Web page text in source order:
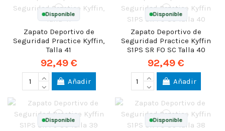
Disponible
Zapato Deportivo de
Seguridad Practice Kyffin,
Talla 41
92,49 €
Añadir
Disponible
Zapato Deportivo de
Seguridad Practice Kyffin
S1PS SR FO SC Talla 40
92,49 €
Añadir
Disponible Disponible